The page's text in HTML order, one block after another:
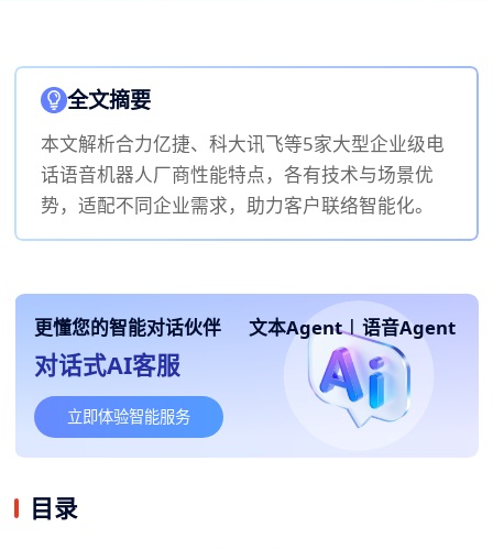
全文摘要
本文解析合力亿捷、科大讯飞等5家大型企业级电
话语音机器人厂商性能特点，各有技术与场景优
势，适配不同企业需求，助力客户联络智能化。
更懂您的智能对话伙伴 文本Agent | 语音Agent
对话式AI客服
立即体验智能服务
目录